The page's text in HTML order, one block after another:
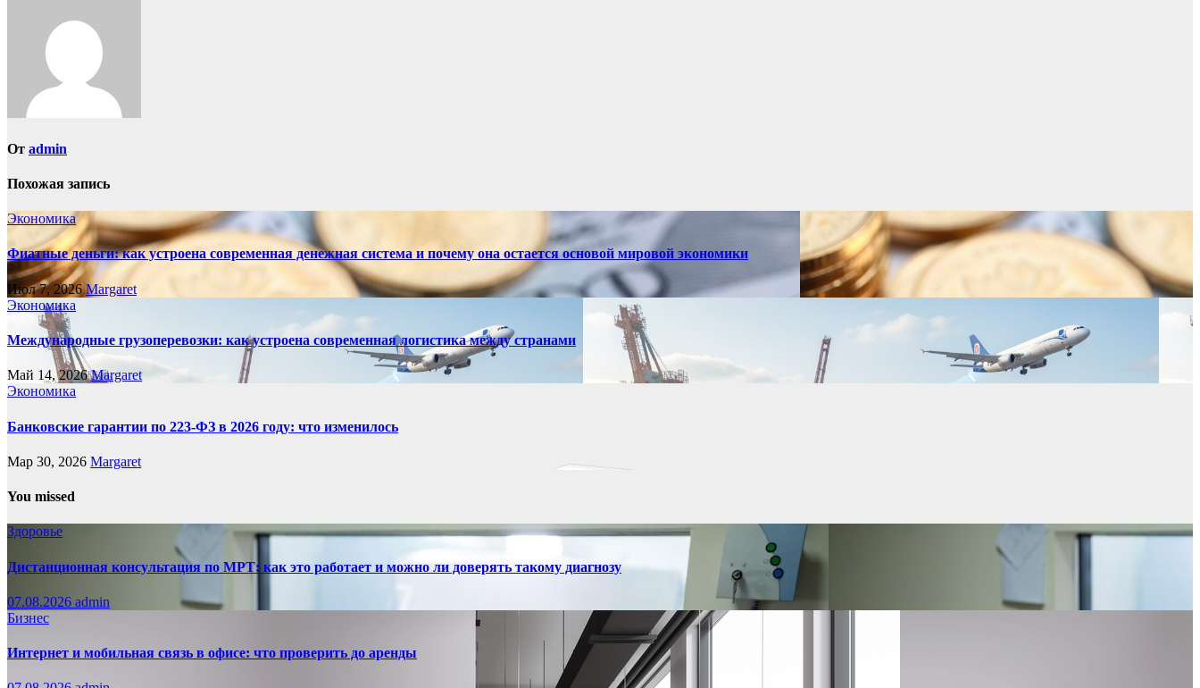
От admin
Похожая запись
Экономика
Фиатные деньги: как устроена современная денежная система и почему она остается основой мировой экономики
Июл 7, 2026Margaret
Экономика
Международные грузоперевозки: как устроена современная логистика между странами
Май 14, 2026Margaret
Экономика
Банковские гарантии по 223-ФЗ в 2026 году: что изменилось
Мар 30, 2026 Margaret
You missed
Здоровье
Дистанционная консультация по МРТ: как это работает и можно ли доверять такому диагнозу
07.08.2026 admin
Бизнес
Интернет и мобильная связь в офисе: что проверить до аренды